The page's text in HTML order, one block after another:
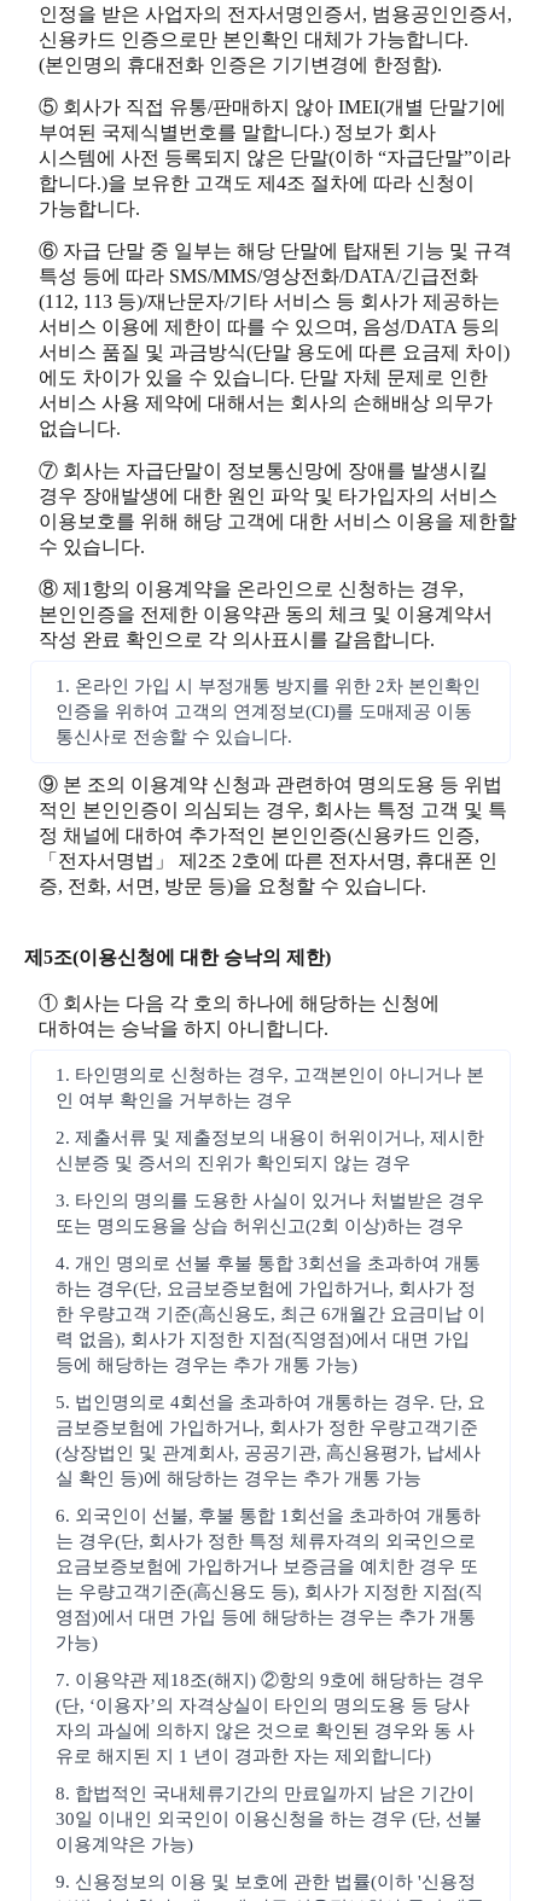
인정을 받은 사업자의 전자서명인증서, 범용공인인증서,
신용카드 인증으로만 본인확인 대체가 가능합니다.
(본인명의 휴대전화 인증은 기기변경에 한정함).
⑤ 회사가 직접 유통/판매하지 않아 IMEI(개별 단말기에
부여된 국제식별번호를 말합니다.) 정보가 회사
시스템에 사전 등록되지 않은 단말(이하 “자급단말”이라
합니다.)을 보유한 고객도 제4조 절차에 따라 신청이
가능합니다.
⑥ 자급 단말 중 일부는 해당 단말에 탑재된 기능 및 규격
특성 등에 따라 SMS/MMS/영상전화/DATA/긴급전화
(112, 113 등)/재난문자/기타 서비스 등 회사가 제공하는
서비스 이용에 제한이 따를 수 있으며, 음성/DATA 등의
서비스 품질 및 과금방식(단말 용도에 따른 요금제 차이)
에도 차이가 있을 수 있습니다. 단말 자체 문제로 인한
서비스 사용 제약에 대해서는 회사의 손해배상 의무가
없습니다.
⑦ 회사는 자급단말이 정보통신망에 장애를 발생시킬
경우 장애발생에 대한 원인 파악 및 타가입자의 서비스
이용보호를 위해 해당 고객에 대한 서비스 이용을 제한할
수 있습니다.
⑧ 제1항의 이용계약을 온라인으로 신청하는 경우,
본인인증을 전제한 이용약관 동의 체크 및 이용계약서
작성 완료 확인으로 각 의사표시를 갈음합니다.
1. 온라인 가입 시 부정개통 방지를 위한 2차 본인확인
인증을 위하여 고객의 연계정보(CI)를 도매제공 이동
통신사로 전송할 수 있습니다.
⑨ 본 조의 이용계약 신청과 관련하여 명의도용 등 위법
적인 본인인증이 의심되는 경우, 회사는 특정 고객 및 특
정 채널에 대하여 추가적인 본인인증(신용카드 인증,
「전자서명법」 제2조 2호에 따른 전자서명, 휴대폰 인
증, 전화, 서면, 방문 등)을 요청할 수 있습니다.
제5조(이용신청에 대한 승낙의 제한)
① 회사는 다음 각 호의 하나에 해당하는 신청에
대하여는 승낙을 하지 아니합니다.
1. 타인명의로 신청하는 경우, 고객본인이 아니거나 본
인 여부 확인을 거부하는 경우
2. 제출서류 및 제출정보의 내용이 허위이거나, 제시한
신분증 및 증서의 진위가 확인되지 않는 경우
3. 타인의 명의를 도용한 사실이 있거나 처벌받은 경우
또는 명의도용을 상습 허위신고(2회 이상)하는 경우
4. 개인 명의로 선불 후불 통합 3회선을 초과하여 개통
하는 경우(단, 요금보증보험에 가입하거나, 회사가 정
한 우량고객 기준(高신용도, 최근 6개월간 요금미납 이
력 없음), 회사가 지정한 지점(직영점)에서 대면 가입
등에 해당하는 경우는 추가 개통 가능)
5. 법인명의로 4회선을 초과하여 개통하는 경우. 단, 요
금보증보험에 가입하거나, 회사가 정한 우량고객기준
(상장법인 및 관계회사, 공공기관, 高신용평가, 납세사
실 확인 등)에 해당하는 경우는 추가 개통 가능
6. 외국인이 선불, 후불 통합 1회선을 초과하여 개통하
는 경우(단, 회사가 정한 특정 체류자격의 외국인으로
요금보증보험에 가입하거나 보증금을 예치한 경우 또
는 우량고객기준(高신용도 등), 회사가 지정한 지점(직
영점)에서 대면 가입 등에 해당하는 경우는 추가 개통
가능)
7. 이용약관 제18조(해지) ②항의 9호에 해당하는 경우
(단, ‘이용자’의 자격상실이 타인의 명의도용 등 당사
자의 과실에 의하지 않은 것으로 확인된 경우와 동 사
유로 해지된 지 1 년이 경과한 자는 제외합니다)
8. 합법적인 국내체류기간의 만료일까지 남은 기간이
30일 이내인 외국인이 이용신청을 하는 경우 (단, 선불
이용계약은 가능)
9. 신용정보의 이용 및 보호에 관한 법률(이하 '신용정